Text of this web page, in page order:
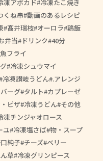
凍アボカド 冷凍たこ焼き
くね串 動画のあるレシピ
髙井瑞枝 オーロラ 鶏飯
弁当 ドリンク 40分
フライ
冷凍シュウマイ
冷凍讃岐うどん .アレンジ
ーグ タルト カプレーゼ
ピザ 冷凍うどん その他
凍チンジャオロース
ユ 冷凍塩さば 物・スープ
純子 チーズ ベリー
草 冷凍グリンピース